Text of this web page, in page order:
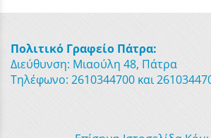
Πολιτικό Γραφείο Πάτρα:
Διεύθυνση: Μιαούλη 48, Πάτρα
Τηλέφωνο: 2610344700 και